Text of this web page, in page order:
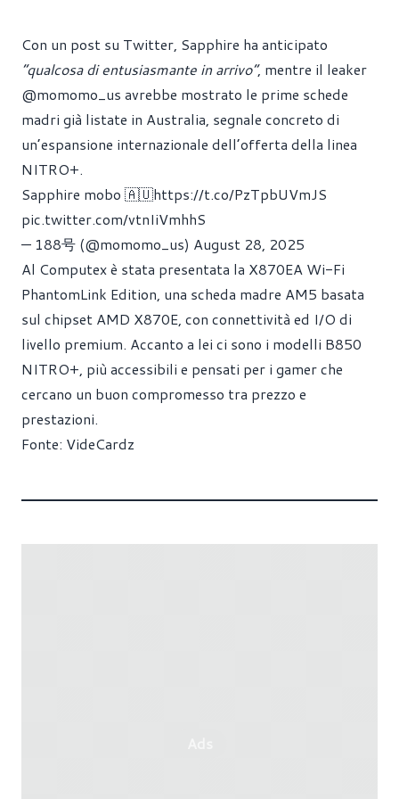
Con un post su Twitter, Sapphire ha anticipato
“qualcosa di entusiasmante in arrivo”, mentre il leaker
@momomo_us avrebbe mostrato le prime schede
madri già listate in Australia, segnale concreto di
un’espansione internazionale dell’offerta della linea
NITRO+.
Sapphire mobo 🇦🇺https://t.co/PzTpbUVmJS
pic.twitter.com/vtnIiVmhhS
— 188号 (@momomo_us) August 28, 2025
Al Computex è stata presentata la X870EA Wi-Fi
PhantomLink Edition, una scheda madre AM5 basata
sul chipset AMD X870E, con connettività ed I/O di
livello premium. Accanto a lei ci sono i modelli B850
NITRO+, più accessibili e pensati per i gamer che
cercano un buon compromesso tra prezzo e
prestazioni.
Fonte: VideCardz